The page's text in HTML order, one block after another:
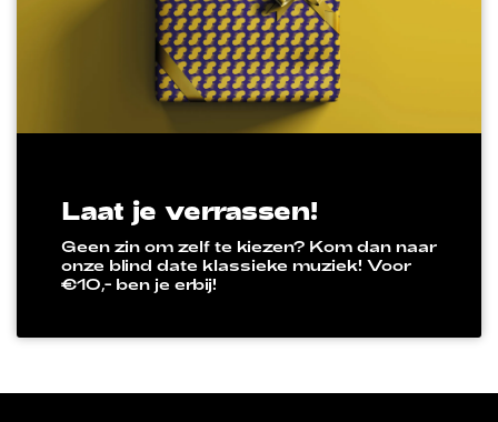
Laat je verrassen!
Geen zin om zelf te kiezen? Kom dan naar
onze blind date klassieke muziek! Voor
€10,- ben je erbij!